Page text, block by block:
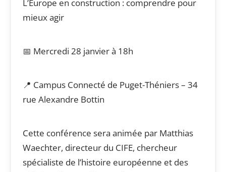
L’Europe en construction : comprendre pour
mieux agir
📅 Mercredi 28 janvier à 18h
📍 Campus Connecté de Puget-Théniers – 34
rue Alexandre Bottin
Cette conférence sera animée par Matthias
Waechter, directeur du CIFE, chercheur
spécialiste de l’histoire européenne et des